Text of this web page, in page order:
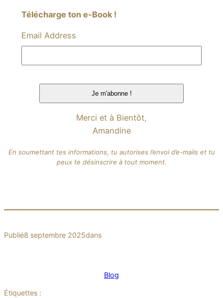
Télécharge ton e-Book !
Email Address
Merci et à Bientôt,
Amandine
En soumettant tes informations, tu autorises l’envoi d’e-mails et tu
peux te désinscrire à tout moment.
Publié8 septembre 2025dans
Blog
Étiquettes :